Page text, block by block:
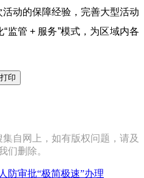
动的保障经验，完善大型活动
监管 + 服务”模式，为区域内各
打印
自网上，如有版权问题，请及
们删除。
防审批“极简极速”办理